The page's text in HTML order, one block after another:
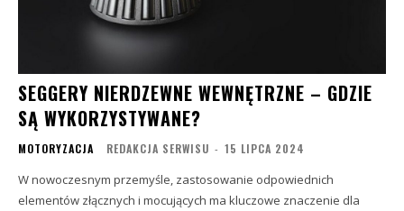
SEGGERY NIERDZEWNE WEWNĘTRZNE – GDZIE
SĄ WYKORZYSTYWANE?
MOTORYZACJA REDAKCJA SERWISU - 15 LIPCA 2024
W nowoczesnym przemyśle, zastosowanie odpowiednich
elementów złącznych i mocujących ma kluczowe znaczenie dla